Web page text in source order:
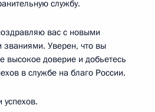
службу.
вас с новыми
Уверен, что вы
высокое доверие и добьетесь
в службе на благо России.